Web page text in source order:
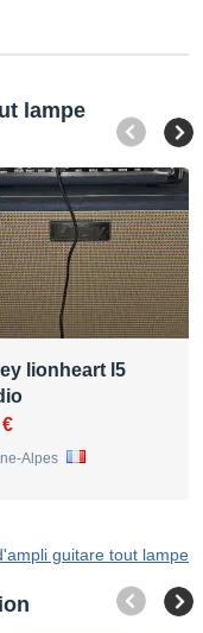
lampe
lionheart l5
Alpes
guitare tout lampe